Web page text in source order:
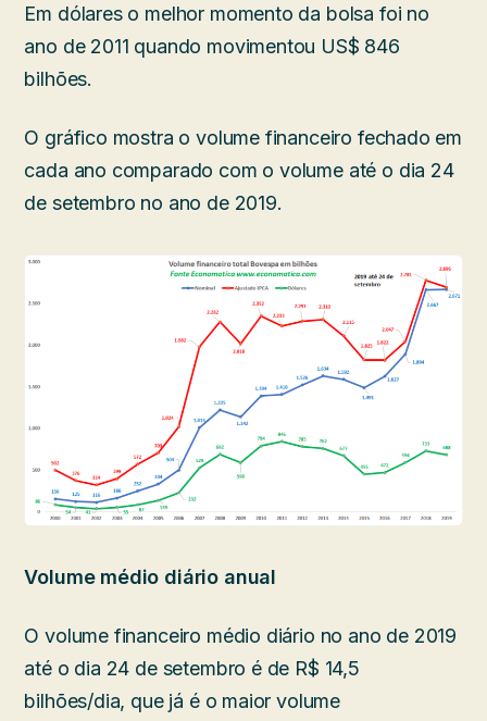
Em dólares o melhor momento da bolsa foi no
ano de 2011 quando movimentou US$ 846
bilhões.
O gráfico mostra o volume financeiro fechado em
cada ano comparado com o volume até o dia 24
de setembro no ano de 2019.
Volume médio diário anual
O volume financeiro médio diário no ano de 2019
até o dia 24 de setembro é de R$ 14,5
bilhões/dia, que já é o maior volume